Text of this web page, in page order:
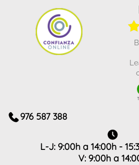
Lea algunas de las
976 587 388
L-J: 9:00h a 14:00h -
V: 9:00h a